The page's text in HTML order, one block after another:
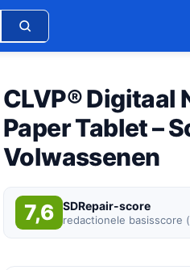
CLVP® Digitaal
Paper Tablet –
Volwassenen
7,6 SDRepair-score
redactionele basisscore